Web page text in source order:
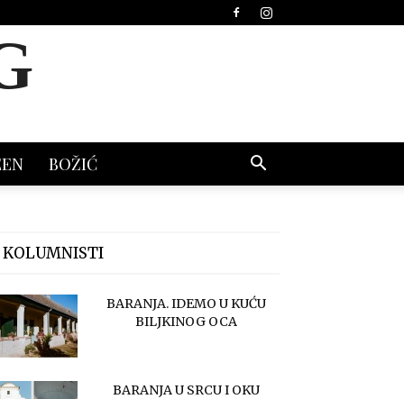
BOŽIĆ
KOLUMNISTI
BARANJA. IDEMO U KUĆU
BILJKINOG OCA
BARANJA U SRCU I OKU